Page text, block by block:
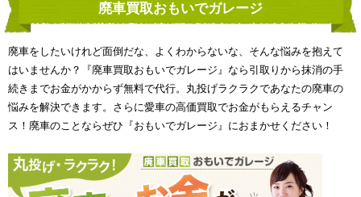
廃車買取おもいでガレージ
廃車をしたいけれど面倒だな、よくわからないな、そんな悩みを抱えて
はいませんか？『廃車買取おもいでガレージ』なら引取りから抹消の手
続きまでお金がかからず無料で代行。丸投げラクラクであなたの廃車の
悩みを解決できます。さらに愛車の高価買取でお金がもらえるチャン
ス！廃車のことならぜひ『おもいでガレージ』におまかせください！